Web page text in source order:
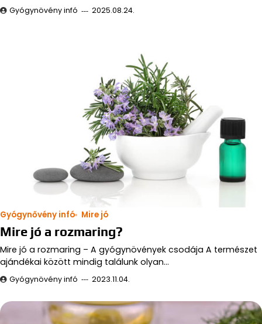
Gyógynövény infó 2025.08.24.
Gyógynővény infó Mire jó
Mire jó a rozmaring?
Mire jó a rozmaring – A gyógynövények csodája A természet
ajándékai között mindig találunk olyan…
Gyógynövény infó 2023.11.04.